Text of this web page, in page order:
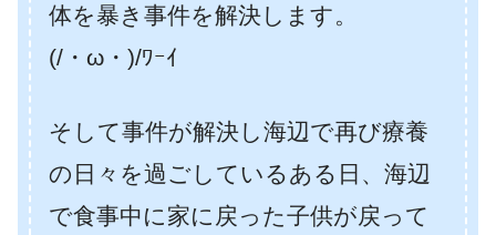
体を暴き事件を解決します。
(/・ω・)/ﾜｰｲ
そして事件が解決し海辺で再び療養
の日々を過ごしているある日、海辺
で食事中に家に戻った子供が戻って